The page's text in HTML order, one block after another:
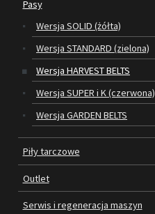
SILNIKI ELEKTRYCZNE
PIŁY TARCZOWE
OUTLET
SERWIS I REGENERACJA MASZYN
PROMOCJE
REGULAMIN
Pasy
Wersja SOLID (żółta)
Wersja STANDARD (zielona)
Wersja HARVEST BELTS
Wersja SUPER i K (czerwona)
Wersja GARDEN BELTS
Piły tarczowe
Outlet
Serwis i regeneracja maszyn